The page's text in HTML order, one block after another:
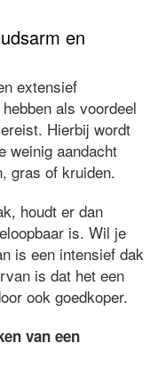
en
extensief
als voordeel
Hierbij wordt
weinig aandacht
gras of kruiden.
houdt er dan
is. Wil je
is een intensief dak
is dat het een
ook goedkoper.
van een